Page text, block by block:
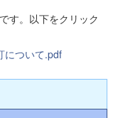
す。以下をクリック
について.pdf